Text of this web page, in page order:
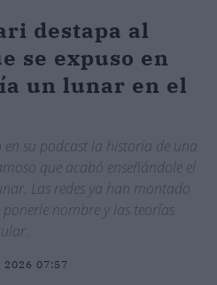
destapa al
se expuso en
un lunar en el
su podcast la historia de una
que acabó enseñándole el
Las redes ya han montado
nombre y las teorías
07:57